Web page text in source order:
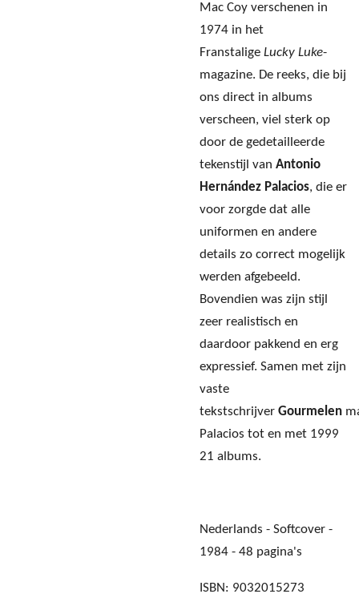
Mac Coy verschenen in
1974 in het
Franstalige Lucky Luke-
magazine. De reeks, die bij
ons direct in albums
verscheen, viel sterk op
door de gedetailleerde
tekenstijl van Antonio
Hernández Palacios, die er
voor zorgde dat alle
uniformen en andere
details zo correct mogelijk
werden afgebeeld.
Bovendien was zijn stijl
zeer realistisch en
daardoor pakkend en erg
expressief. Samen met zijn
vaste
tekstschrijver Gourmelen
Palacios tot en met 1999
21 albums.
Nederlands - Softcover -
1984 - 48 pagina's
ISBN: 9032015273